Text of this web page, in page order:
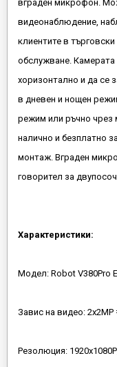
вграден микрофон.
видеонаблюдение,
клиентите в
обслужване. Камерата
хоризонтално и да се
в дневен и нощен
режим или ръчно чрез
налично и безплатно
монтаж. Вграден
говорител за
Характеристики:
Модел: Robot V380Pro
Завис на видео: 2х2MP
Резолюция: